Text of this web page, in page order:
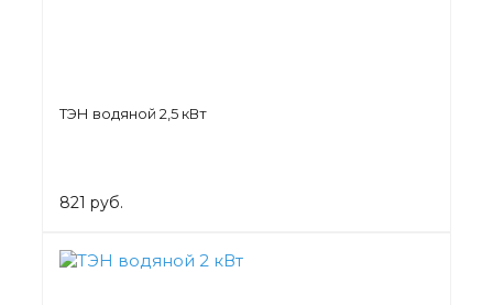
ТЭН водяной 2,5 кВт
821 руб.